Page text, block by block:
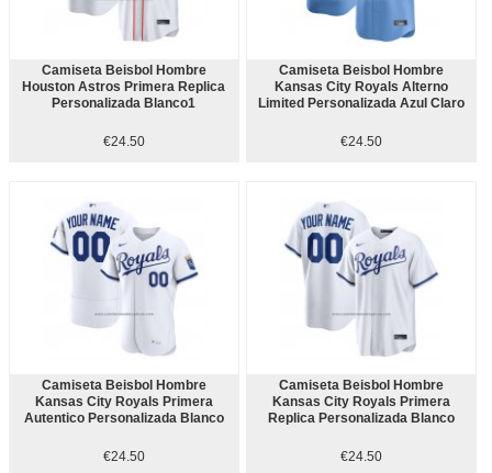
Camiseta Beisbol Hombre
Houston Astros Primera Replica
Personalizada Blanco1
€24.50
Camiseta Beisbol Hombre
Kansas City Royals Alterno
Limited Personalizada Azul Claro
€24.50
Camiseta Beisbol Hombre
Kansas City Royals Primera
Autentico Personalizada Blanco
€24.50
Camiseta Beisbol Hombre
Kansas City Royals Primera
Replica Personalizada Blanco
€24.50